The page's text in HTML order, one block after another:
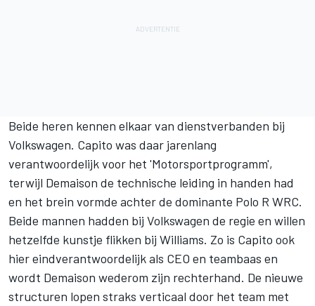
Beide heren kennen elkaar van dienstverbanden bij
Volkswagen. Capito was daar jarenlang
verantwoordelijk voor het 'Motorsportprogramm',
terwijl Demaison de technische leiding in handen had
en het brein vormde achter de dominante Polo R WRC.
Beide mannen hadden bij Volkswagen de regie en willen
hetzelfde kunstje flikken bij Williams. Zo is Capito ook
hier eindverantwoordelijk als CEO en teambaas en
wordt Demaison wederom zijn rechterhand. De nieuwe
structuren lopen straks verticaal door het team met